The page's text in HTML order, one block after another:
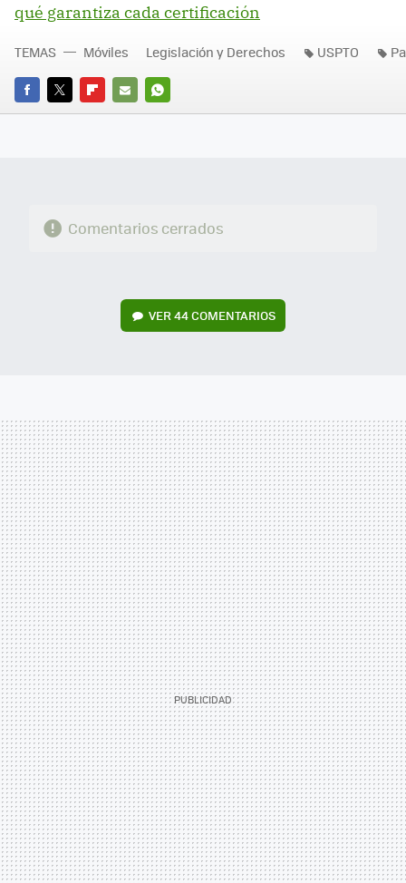
qué garantiza cada certificación
FACEBOOK
TWITTERFLIPBOARD
E-
WHATSAPP
TEMAS Móviles Legislación y Derechos USPTO
Comentarios cerrados
VER44 COMENTARIOS